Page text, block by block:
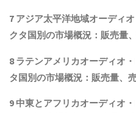
7 アジア太平洋地域オーディ
クタ 国別の市場概況：販売量
8 ラテンアメリカオーディオ
タ国別の市場概況：販売量、
9 中東とアフリカオーディオ